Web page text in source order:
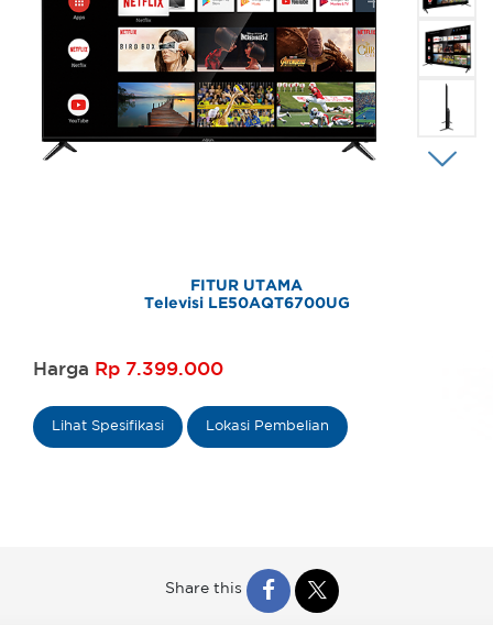
FITUR UTAMA
Televisi LE50AQT6700UG
Harga Rp 7.399.000
Lihat Spesifikasi Lokasi Pembelian
Share this